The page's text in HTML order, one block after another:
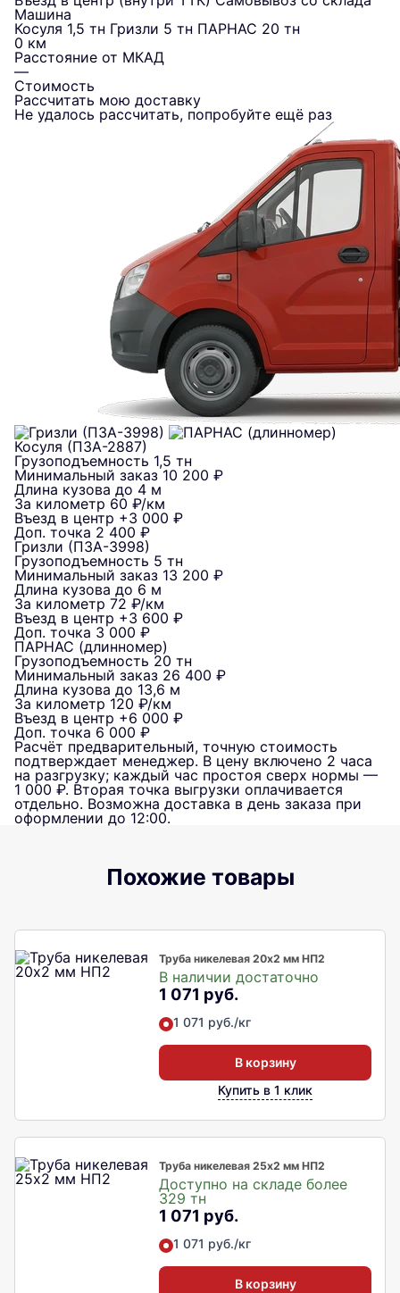
Машина
Косуля 1,5 тн Гризли 5 тн ПАРНАС 20 тн
0 км
Расстояние от МКАД
—
Стоимость
Рассчитать мою доставку
Не удалось рассчитать, попробуйте ещё раз
Косуля (ПЗА-2887)
Грузоподъемность 1,5 тн
Минимальный заказ 10 200 ₽
Длина кузова до 4 м
За километр 60 ₽/км
Въезд в центр +3 000 ₽
Доп. точка 2 400 ₽
Гризли (ПЗА-3998)
Грузоподъемность 5 тн
Минимальный заказ 13 200 ₽
Длина кузова до 6 м
За километр 72 ₽/км
Въезд в центр +3 600 ₽
Доп. точка 3 000 ₽
ПАРНАС (длинномер)
Грузоподъемность 20 тн
Минимальный заказ 26 400 ₽
Длина кузова до 13,6 м
За километр 120 ₽/км
Въезд в центр +6 000 ₽
Доп. точка 6 000 ₽
Расчёт предварительный, точную стоимость
подтверждает менеджер. В цену включено 2 часа
на разгрузку; каждый час простоя сверх нормы —
1 000 ₽. Вторая точка выгрузки оплачивается
отдельно. Возможна доставка в день заказа при
оформлении до 12:00.
Похожие товары
Труба никелевая 20х2 мм НП2
В наличии достаточно
1 071 руб.
1 071 руб./кг
В корзину
Купить в 1 клик
Труба никелевая 25х2 мм НП2
Доступно на складе более
329 тн
1 071 руб.
1 071 руб./кг
В корзину